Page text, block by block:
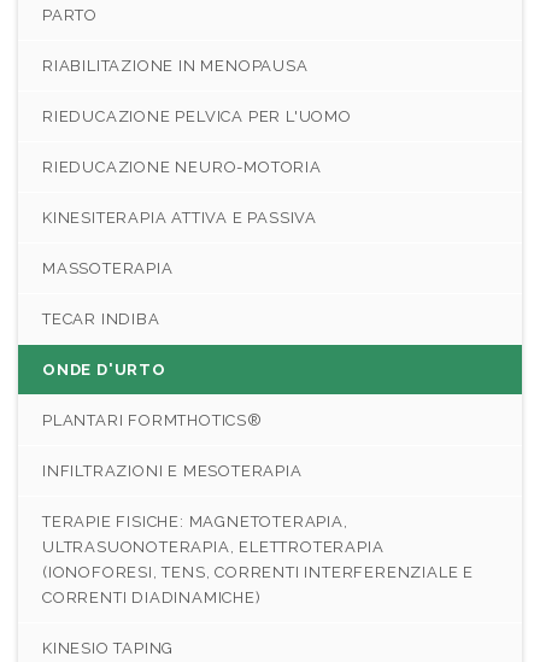
PARTO
RIABILITAZIONE IN MENOPAUSA
RIEDUCAZIONE PELVICA PER L'UOMO
RIEDUCAZIONE NEURO-MOTORIA
KINESITERAPIA ATTIVA E PASSIVA
MASSOTERAPIA
TECAR INDIBA
ONDE D'URTO
PLANTARI FORMTHOTICS®
INFILTRAZIONI E MESOTERAPIA
TERAPIE FISICHE: MAGNETOTERAPIA,
ULTRASUONOTERAPIA, ELETTROTERAPIA
(IONOFORESI, TENS, CORRENTI INTERFERENZIALE E
CORRENTI DIADINAMICHE)
KINESIO TAPING